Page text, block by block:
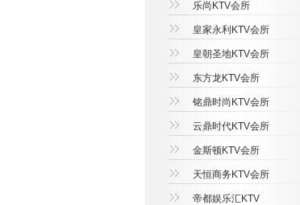
乐尚KTV会所
皇家永利KTV会所
皇朝圣地KTV会所
东方龙KTV会所
铭鼎时尚KTV会所
云鼎时代KTV会所
金斯顿KTV会所
天恒商务KTV会所
帝都娱乐汇KTV